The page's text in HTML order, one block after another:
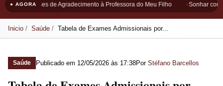
● AGORAFrases de Agradecimento à Professora do Meu Filho Sonhar com
Inicio Saúde Tabela de Exames Admissionais por...
Saúde Publicado em 12/05/2026 às 17:38Por Stéfano Barcellos